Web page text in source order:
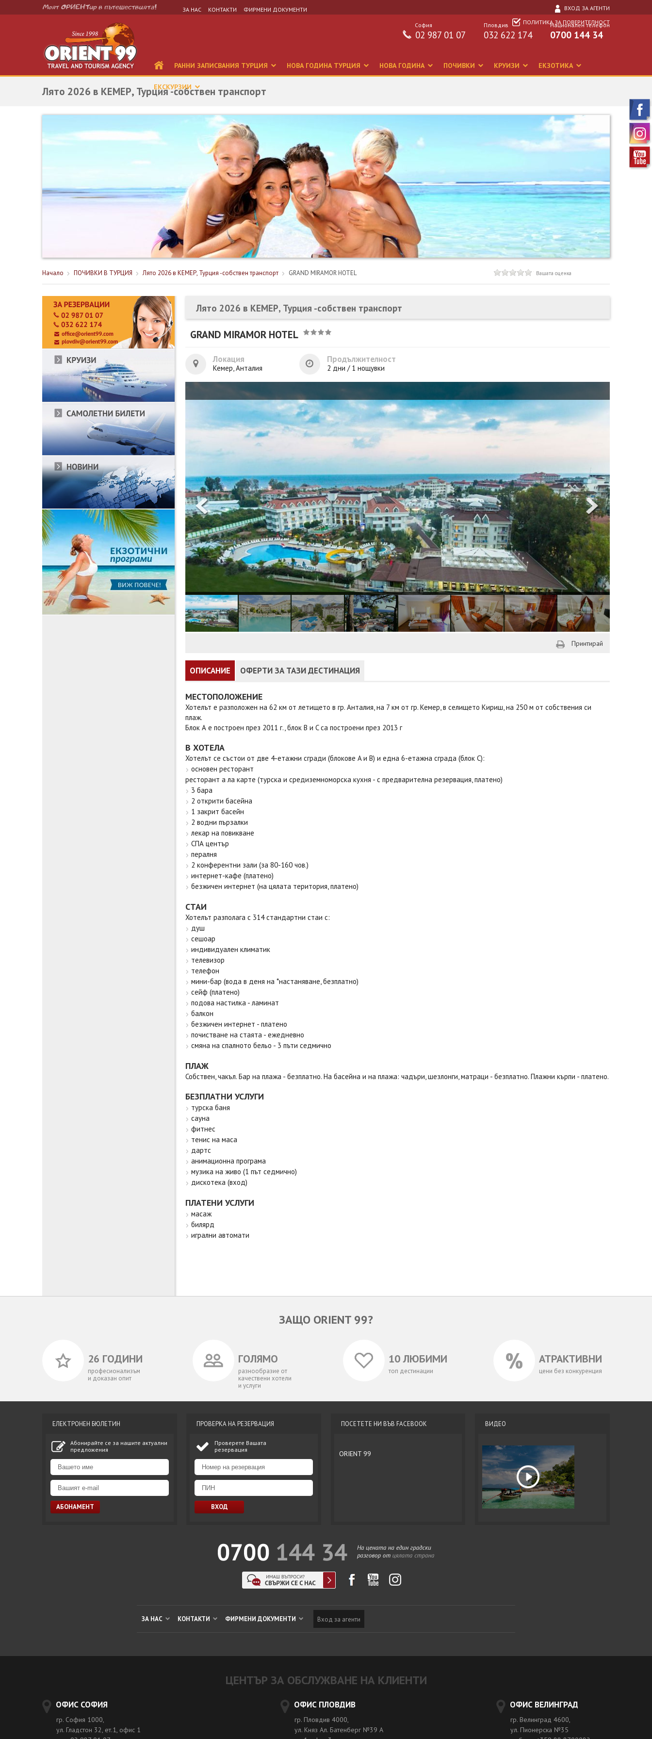
ЗА НАС КОНТАКТИ ФИРМЕНИ ДОКУМЕНТИ
ВХОД ЗА АГЕНТИ
ПОЛИТИКА ЗА ПОВЕРИТЕЛНОСТ
Национален телефон
0700 144 34
Пловдив
032 622 174
София
02 987 01 07
РАННИ ЗАПИСВАНИЯ ТУРЦИЯ НОВА ГОДИНА ТУРЦИЯ НОВА ГОДИНА ПОЧИВКИ КРУИЗИ ЕКЗОТИКА
ЕКСКУРЗИИ
Лято 2026 в КЕМЕР, Турция -собствен транспорт
Начало ПОЧИВКИ В ТУРЦИЯ Лято 2026 в КЕМЕР, Турция -собствен транспорт GRAND MIRAMOR HOTEL Вашата оценка
Лято 2026 в КЕМЕР, Турция -собствен транспорт
GRAND MIRAMOR HOTEL
Локация
Кемер, Анталия
Продължителност
2 дни / 1 нощувки
Принтирай
ОПИСАНИЕ ОФЕРТИ ЗА ТАЗИ ДЕСТИНАЦИЯ
МЕСТОПОЛОЖЕНИЕ
Хотелът е разположен на 62 км от летището в гр. Анталия, на 7 км от гр. Кемер, в селището Кириш, на 250 м от собствения си
плаж.
Блок А е построен през 2011 г., блок B и C са построени през 2013 г
В ХОТЕЛА
Хотелът се състои от две 4-етажни сгради (блокове A и B) и една 6-етажна сграда (блок C):
основен ресторант
ресторант а ла карте (турска и средиземноморска кухня - с предварителна резервация, платено)
3 бара
2 открити басейна
1 закрит басейн
2 водни пързалки
лекар на повикване
СПА център
пералня
2 конферентни зали (за 80-160 чов.)
интернет-кафе (платено)
безжичен интернет (на цялата територия, платено)
СТАИ
Хотелът разполага с 314 стандартни стаи с:
душ
сешоар
индивидуален климатик
телевизор
телефон
мини-бар (вода в деня на *настаняване, безплатно)
сейф (платено)
подова настилка - ламинат
балкон
безжичен интернет - платено
почистване на стаята - ежедневно
смяна на спалното бельо - 3 пъти седмично
ПЛАЖ
Собствен, чакъл. Бар на плажа - безплатно. На басейна и на плажа: чадъри, шезлонги, матраци - безплатно. Плажни кърпи - платено.
БЕЗПЛАТНИ УСЛУГИ
турска баня
сауна
фитнес
тенис на маса
дартс
анимационна програма
музика на живо (1 път седмично)
дискотека (вход)
ПЛАТЕНИ УСЛУГИ
масаж
билярд
игрални автомати
ЗАЩО ORIENT 99?
26 ГОДИНИ
професионализъм
и доказан опит
ГОЛЯМО
разнообразие от
качествени хотели
и услуги
10 ЛЮБИМИ
топ дестинации
АТРАКТИВНИ
цени без конкуренция
ЕЛЕКТРОНЕН БЮЛЕТИН
Абонирайте се за нашите актуални
предложения
ПРОВЕРКА НА РЕЗЕРВАЦИЯ
Проверете Вашата
резервация
ПОСЕТЕТЕ НИ ВЪВ FACEBOOK
ORIENT 99
ВИДЕО
ЗА НАС КОНТАКТИ ФИРМЕНИ ДОКУМЕНТИ Вход за агенти
ЦЕНТЪР ЗА ОБСЛУЖВАНЕ НА КЛИЕНТИ
ОФИС СОФИЯ
гр. София 1000,
ул. Гладстон 32, ет.1, офис 1
ОФИС ПЛОВДИВ
гр. Пловдив 4000,
ул. Княз Ал. Батенберг №39 A
ОФИС ВЕЛИНГРАД
гр. Велинград 4600,
ул. Пионерска №35